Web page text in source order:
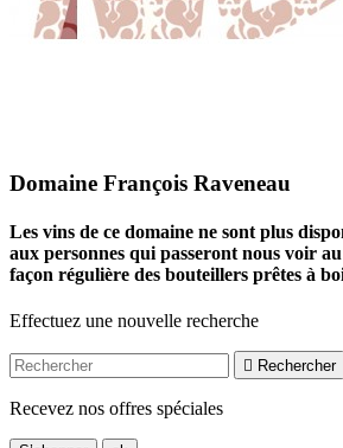
Domaine François Raveneau
Les vins de ce domaine ne sont plus
aux personnes qui passeront nous voir
façon régulière des bouteillers prêtes à
Effectuez une nouvelle recherche
 Rechercher
Recevez nos offres spéciales